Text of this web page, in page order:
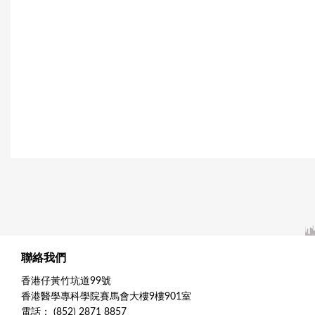
聯絡我們
香港仔黃竹坑道99號
香港醫學專科學院賽馬會大樓9樓901室
電話： (852) 2871 8857